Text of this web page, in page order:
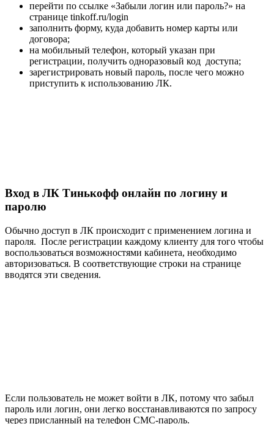
перейти по ссылке «Забыли логин или пароль?» на
странице tinkoff.ru/login
заполнить форму, куда добавить номер карты или
договора;
на мобильный телефон, который указан при
регистрации, получить одноразовый код доступа;
зарегистрировать новый пароль, после чего можно
приступить к использованию ЛК.
Вход в ЛК Тинькофф онлайн по логину и
паролю
Обычно доступ в ЛК происходит с применением логина и
пароля. После регистрации каждому клиенту для того чтобы
воспользоваться возможностями кабинета, необходимо
авторизоваться. В соответствующие строки на странице
вводятся эти сведения.
Если пользователь не может войти в ЛК, потому что забыл
пароль или логин, они легко восстанавливаются по запросу
через присланный на телефон СМС-пароль.